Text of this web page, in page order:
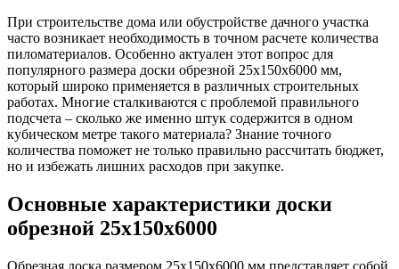
При строительстве дома или обустройстве дачного участка
часто возникает необходимость в точном расчете количества
пиломатериалов. Особенно актуален этот вопрос для
популярного размера доски обрезной 25х150х6000 мм,
который широко применяется в различных строительных
работах. Многие сталкиваются с проблемой правильного
подсчета – сколько же именно штук содержится в одном
кубическом метре такого материала? Знание точного
количества поможет не только правильно рассчитать бюджет,
но и избежать лишних расходов при закупке.
Основные характеристики доски
обрезной 25х150х6000
Обрезная доска размером 25х150х6000 мм представляет собой